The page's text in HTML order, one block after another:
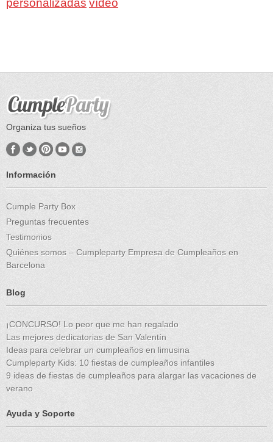
personalizadas vídeo
Organiza tus sueños
Información
Cumple Party Box
Preguntas frecuentes
Testimonios
Quiénes somos – Cumpleparty Empresa de Cumpleaños en
Barcelona
Blog
¡CONCURSO! Lo peor que me han regalado
Las mejores dedicatorias de San Valentín
Ideas para celebrar un cumpleaños en limusina
Cumpleparty Kids: 10 fiestas de cumpleaños infantiles
9 ideas de fiestas de cumpleaños para alargar las vacaciones de
verano
Ayuda y Soporte